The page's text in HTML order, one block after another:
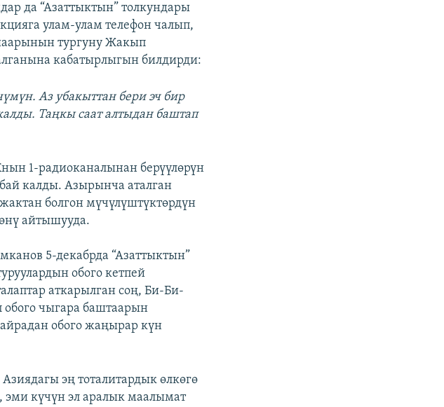
да “Азаттыктын” толкундары
улам-улам телефон чалып,
тургуну Жакып
кабатырлыгын билдирди:
Аз убакыттан бери эч бир
Таңкы саат алтыдан баштап
1-радиоканалынан берүүлөрүн
калды. Азырынча аталган
болгон мүчүлүштүктөрдүн
айтышууда.
5-декабрда “Азаттыктын”
обого кетпей
аткарылган соң, Би-Би-
обого чыгара баштаарын
обого жаңырар күн
эң тоталитардык өлкөгө
күчүн эл аралык маалымат